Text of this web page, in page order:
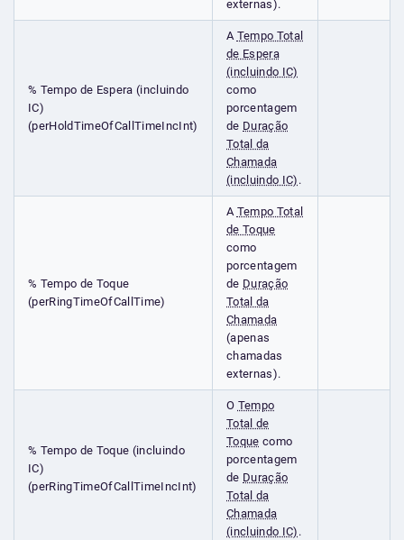
externas).
% Tempo de Espera (incluindo
IC)
(perHoldTimeOfCallTimeIncInt)
A Tempo Total
de Espera
(incluindo IC)
como
porcentagem
de Duração
Total da
Chamada
(incluindo IC) .
% Tempo de Toque
(perRingTimeOfCallTime)
A Tempo Total
de Toque
como
porcentagem
de Duração
Total da
Chamada
(apenas
chamadas
externas).
% Tempo de Toque (incluindo
IC)
(perRingTimeOfCallTimeIncInt)
O Tempo
Total de
Toque como
porcentagem
de Duração
Total da
Chamada
(incluindo IC) .